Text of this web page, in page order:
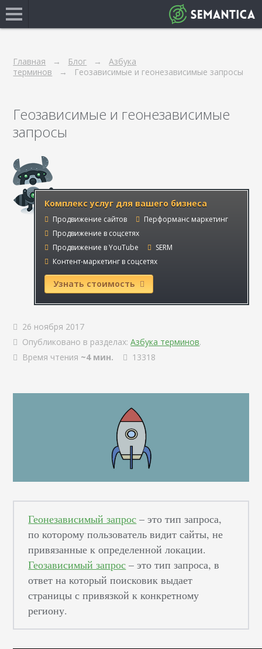
Главная Блог
Азбука
терминов
Геозависимые и геонезависимые запросы
Геозависимые и геонезависимые
запросы
Комплекс услуг для вашего бизнеса
Продвижение сайтов
Перформанс маркетинг
Продвижение в соцсетях
Продвижение в YouTube
SERM
Контент-маркетинг в соцсетях
Узнать стоимость
26 ноября 2017
Опубликовано в разделах: Азбука терминов.
Время чтения ~4 мин. 13318
Геонезависимый запрос – это тип запроса,
по которому пользователь видит сайты, не
привязанные к определенной локации.
Геозависимый запрос – это тип запроса, в
ответ на который поисковик выдает
страницы с привязкой к конкретному
региону.